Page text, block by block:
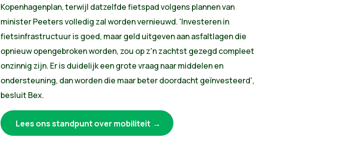
Kopenhagenplan, terwijl datzelfde fietspad volgens plannen van
minister Peeters volledig zal worden vernieuwd. 'Investeren in
fietsinfrastructuur is goed, maar geld uitgeven aan asfaltlagen die
opnieuw opengebroken worden, zou op z'n zachtst gezegd compleet
onzinnig zijn. Er is duidelijk een grote vraag naar middelen en
ondersteuning, dan worden die maar beter doordacht geïnvesteerd',
besluit Bex.
Lees ons standpunt over mobiliteit